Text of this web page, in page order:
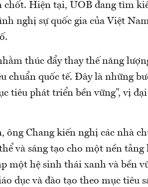
Hiện tại, UOB đang tìm
nghị sự quốc gia của Việt
thúc đẩy thay thế năng
chuẩn quốc tế. Đây là những
tiêu phát triển bền vững”, vị
ông Chang kiến nghị các nhà
và sáng tạo cho một nền tảng
một hệ sinh thái xanh và bền
dục và đào tạo theo mục tiêu